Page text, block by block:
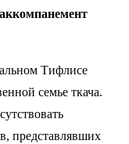
Тифлисе
семье ткача.
представлявших